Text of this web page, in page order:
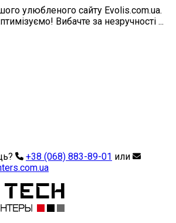
улюбленого сайту Evolis.com.ua.
Вибачте за незручності ...
+38 (068) 883-89-01 или